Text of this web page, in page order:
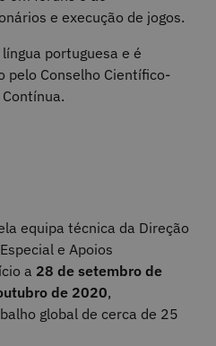
e execução de jogos.
portuguesa e é
pelo Conselho Científico-
equipa técnica da Direção
e Apoios
a 28 de setembro de
de 2020,
global de cerca de 25